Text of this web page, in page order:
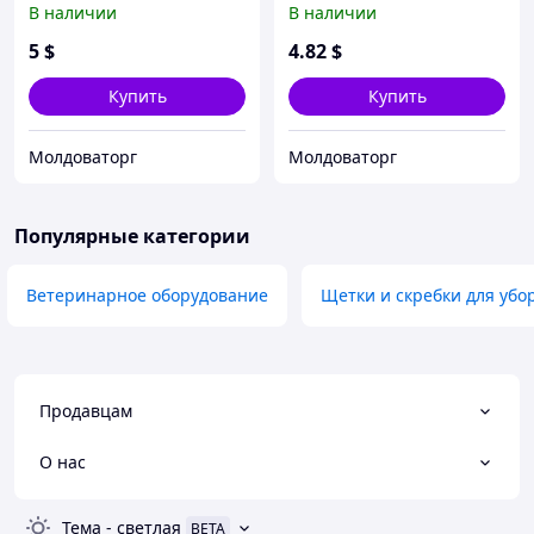
tool Medium
(Фурминатор) лезвие 6,8
В наличии
5$
Купить
Молдоваторг
В наличии
4.82$
Купить
Молдоваторг
Популярные категории
Ветеринарное оборудование Щетки и скребки для
Продавцам
О нас
Тема - светлая BETA